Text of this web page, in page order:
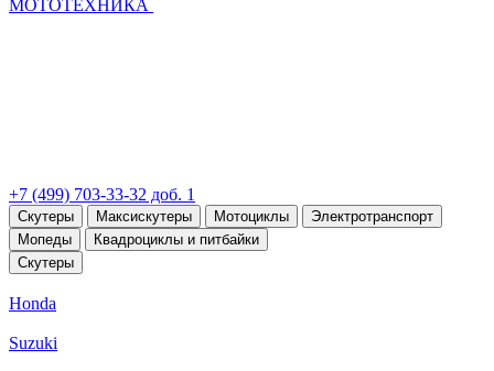
МОТОТЕХНИКА
+7 (499) 703-33-32 доб. 1
Скутеры Максискутеры Мотоциклы
Электротранспорт
Мопеды
Квадроциклы и питбайки
Скутеры
Honda
Suzuki